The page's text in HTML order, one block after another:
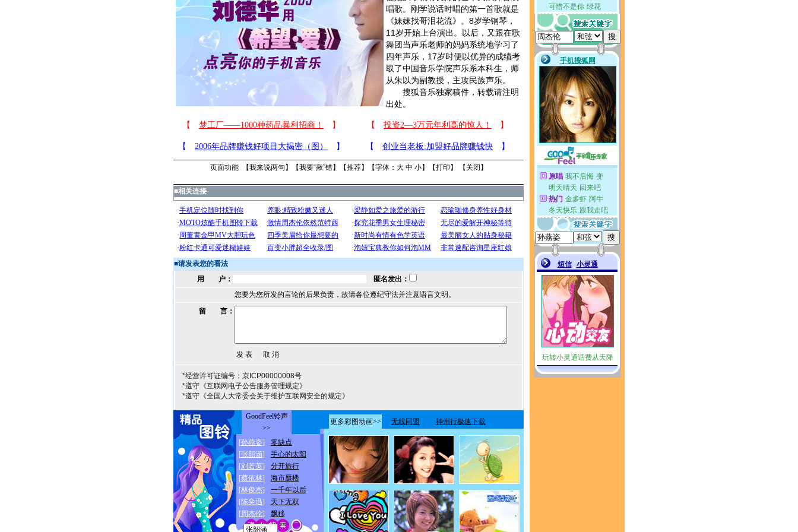
唱歌。刚学说话时唱的第一首歌就是
《妹妹找哥泪花流》。8岁学钢琴，
11岁开始上台演出。以后，又跟在歌
舞团当声乐老师的妈妈系统地学习了
四年声乐，17岁时便以优异的成绩考
取了中国音乐学院声乐系本科生，师
从朱以为副教授，主攻民族声乐。
搜狐音乐独家稿件，转载请注明
出处。
页面功能 【我来说两句 】【我要“揪”错】【推荐】【字体： 大 中 小】【打印 】 【 关闭 】
■相关连接
■请发表您的看法
用 户：
匿名发出：
您要为您所发的言论的后果负责，故请各位遵纪守法并注意语言文明。
留 言：
*经营许可证编号：京ICP00000008号
*遵守《互联网电子公告服务管理规定》
*遵守《全国人大常委会关于维护互联网安全的规定》